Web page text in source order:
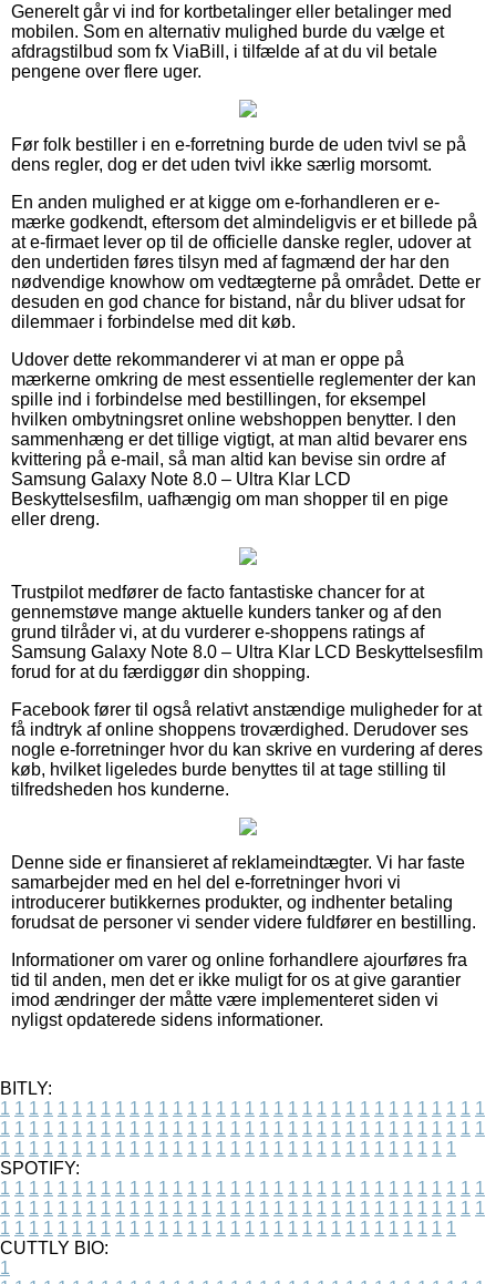
Generelt går vi ind for kortbetalinger eller betalinger med
mobilen. Som en alternativ mulighed burde du vælge et
afdragstilbud som fx ViaBill, i tilfælde af at du vil betale
pengene over flere uger.
Før folk bestiller i en e-forretning burde de uden tvivl se på
dens regler, dog er det uden tvivl ikke særlig morsomt.
En anden mulighed er at kigge om e-forhandleren er e-
mærke godkendt, eftersom det almindeligvis er et billede på
at e-firmaet lever op til de officielle danske regler, udover at
den undertiden føres tilsyn med af fagmænd der har den
nødvendige knowhow om vedtægterne på området. Dette er
desuden en god chance for bistand, når du bliver udsat for
dilemmaer i forbindelse med dit køb.
Udover dette rekommanderer vi at man er oppe på
mærkerne omkring de mest essentielle reglementer der kan
spille ind i forbindelse med bestillingen, for eksempel
hvilken ombytningsret online webshoppen benytter. I den
sammenhæng er det tillige vigtigt, at man altid bevarer ens
kvittering på e-mail, så man altid kan bevise sin ordre af
Samsung Galaxy Note 8.0 – Ultra Klar LCD
Beskyttelsesfilm, uafhængig om man shopper til en pige
eller dreng.
Trustpilot medfører de facto fantastiske chancer for at
gennemstøve mange aktuelle kunders tanker og af den
grund tilråder vi, at du vurderer e-shoppens ratings af
Samsung Galaxy Note 8.0 – Ultra Klar LCD Beskyttelsesfilm
forud for at du færdiggør din shopping.
Facebook fører til også relativt anstændige muligheder for at
få indtryk af online shoppens troværdighed. Derudover ses
nogle e-forretninger hvor du kan skrive en vurdering af deres
køb, hvilket ligeledes burde benyttes til at tage stilling til
tilfredsheden hos kunderne.
Denne side er finansieret af reklameindtægter. Vi har faste
samarbejder med en hel del e-forretninger hvori vi
introducerer butikkernes produkter, og indhenter betaling
forudsat de personer vi sender videre fuldfører en bestilling.
Informationer om varer og online forhandlere ajourføres fra
tid til anden, men det er ikke muligt for os at give garantier
imod ændringer der måtte være implementeret siden vi
nyligst opdaterede sidens informationer.
BITLY:
1 1 1 1 1 1 1 1 1 1 1 1 1 1 1 1 1 1 1 1 1 1 1 1 1 1 1 1 1 1 1 1 1 1
1 1 1 1 1 1 1 1 1 1 1 1 1 1 1 1 1 1 1 1 1 1 1 1 1 1 1 1 1 1 1 1 1 1
1 1 1 1 1 1 1 1 1 1 1 1 1 1 1 1 1 1 1 1 1 1 1 1 1 1 1 1 1 1 1 1
SPOTIFY:
1 1 1 1 1 1 1 1 1 1 1 1 1 1 1 1 1 1 1 1 1 1 1 1 1 1 1 1 1 1 1 1 1 1
1 1 1 1 1 1 1 1 1 1 1 1 1 1 1 1 1 1 1 1 1 1 1 1 1 1 1 1 1 1 1 1 1 1
1 1 1 1 1 1 1 1 1 1 1 1 1 1 1 1 1 1 1 1 1 1 1 1 1 1 1 1 1 1 1 1
CUTTLY BIO:
1